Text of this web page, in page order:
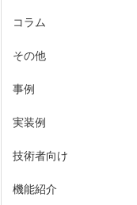
コラム
その他
事例
実装例
技術者向け
機能紹介